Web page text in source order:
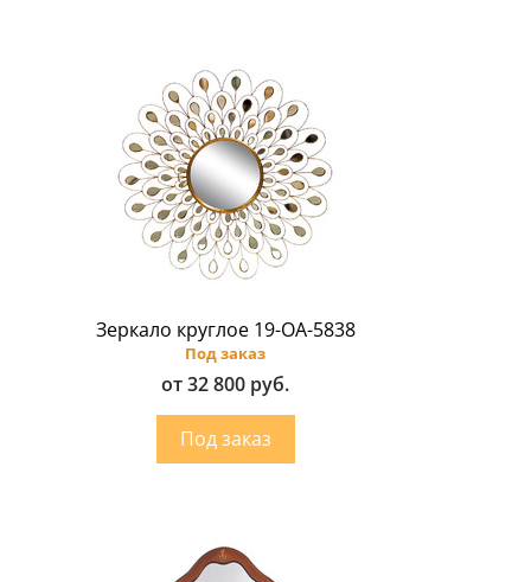
Зеркало круглое 19-ОА-5838
Под заказ
от 32 800 руб.